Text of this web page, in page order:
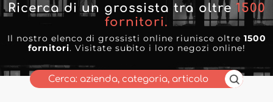
Ricerca di un grossista tra oltre 1500
fornitori.
Il nostro elenco di grossisti online riunisce oltre 1500
fornitori. Visitate subito i loro negozi online!